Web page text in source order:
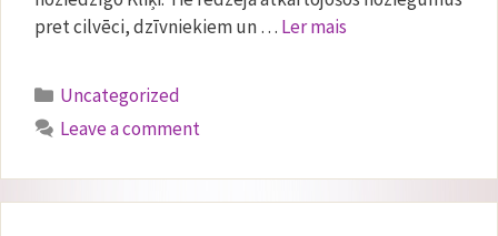
pret cilvēci, dzīvniekiem un … Ler mais
Categories
Uncategorized
Leave a comment